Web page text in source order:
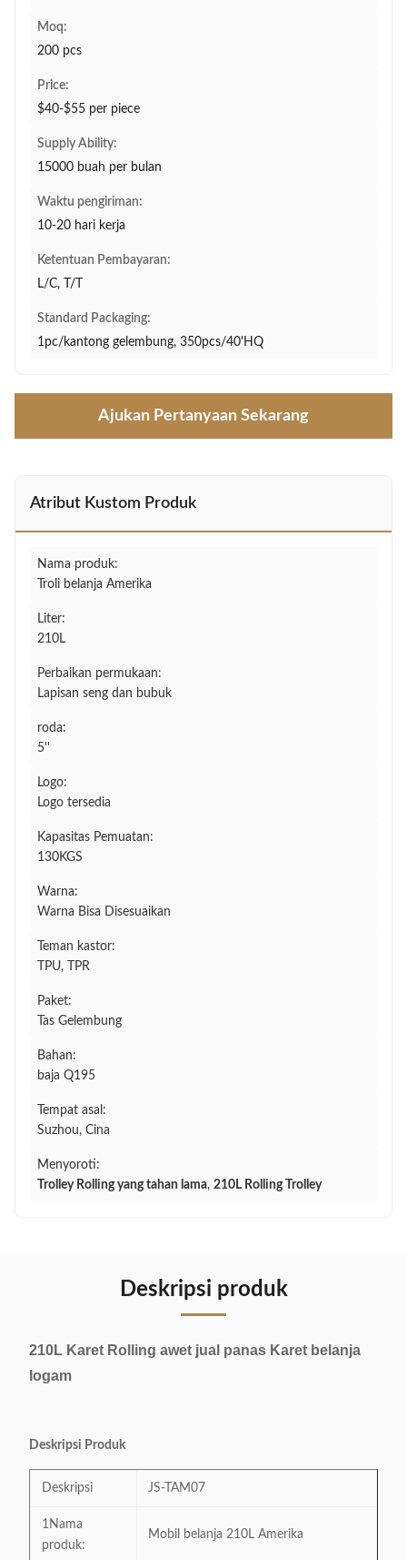
Moq:
200 pcs
Price:
$40-$55 per piece
Supply Ability:
15000 buah per bulan
Waktu pengiriman:
10-20 hari kerja
Ketentuan Pembayaran:
L/C, T/T
Standard Packaging:
1pc/kantong gelembung, 350pcs/40'HQ
Ajukan Pertanyaan Sekarang
Atribut Kustom Produk
Nama produk:
Troli belanja Amerika
Liter:
210L
Perbaikan permukaan:
Lapisan seng dan bubuk
roda:
5''
Logo:
Logo tersedia
Kapasitas Pemuatan:
130KGS
Warna:
Warna Bisa Disesuaikan
Teman kastor:
TPU, TPR
Paket:
Tas Gelembung
Bahan:
baja Q195
Tempat asal:
Suzhou, Cina
Menyoroti:
Trolley Rolling yang tahan lama, 210L Rolling Trolley
Deskripsi produk
210L Karet Rolling awet jual panas Karet belanja
logam
Deskripsi Produk
Deskripsi JS-TAM07
1Nama
produk:
Mobil belanja 210L Amerika